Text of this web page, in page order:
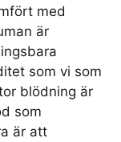
med
är
som vi som
blödning är
som
är att